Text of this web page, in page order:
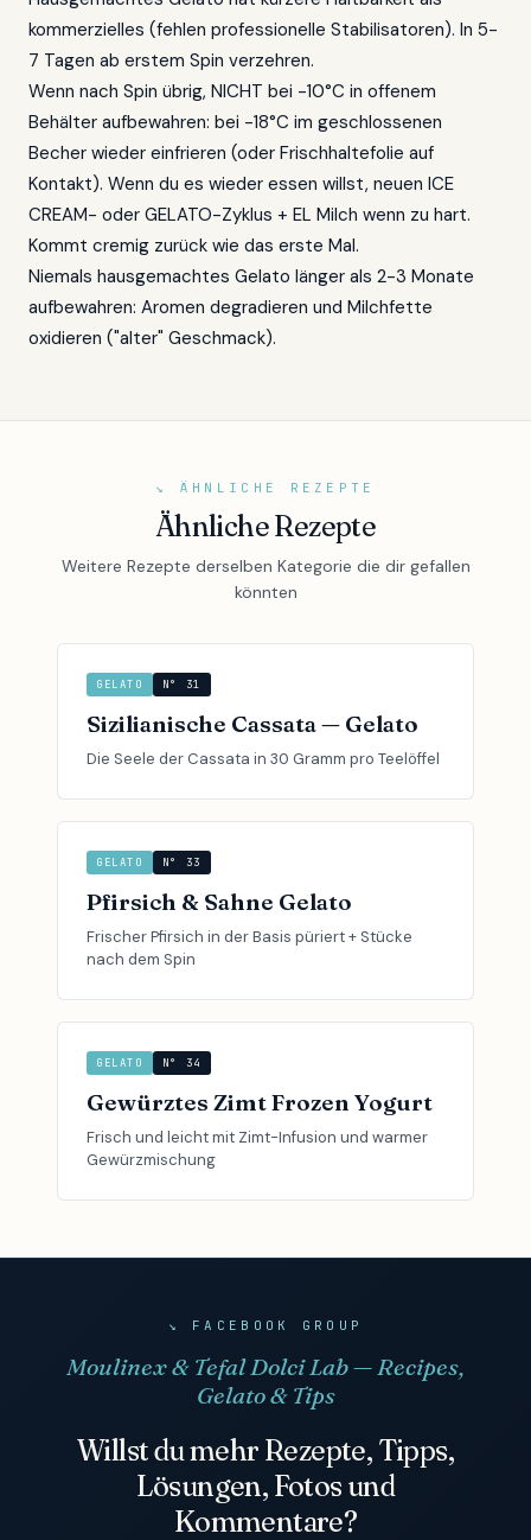
kommerzielles (fehlen professionelle Stabilisatoren). In 5-
7 Tagen ab erstem Spin verzehren.
Wenn nach Spin übrig, NICHT bei -10°C in offenem
Behälter aufbewahren: bei -18°C im geschlossenen
Becher wieder einfrieren (oder Frischhaltefolie auf
Kontakt). Wenn du es wieder essen willst, neuen ICE
CREAM- oder GELATO-Zyklus + EL Milch wenn zu hart.
Kommt cremig zurück wie das erste Mal.
Niemals hausgemachtes Gelato länger als 2-3 Monate
aufbewahren: Aromen degradieren und Milchfette
oxidieren ("alter" Geschmack).
↘ ÄHNLICHE REZEPTE
Ähnliche Rezepte
Weitere Rezepte derselben Kategorie die dir gefallen
könnten
GELATO N° 31
Sizilianische Cassata — Gelato
Die Seele der Cassata in 30 Gramm pro Teelöffel
GELATO N° 33
Pfirsich & Sahne Gelato
Frischer Pfirsich in der Basis püriert + Stücke
nach dem Spin
GELATO N° 34
Gewürztes Zimt Frozen Yogurt
Frisch und leicht mit Zimt-Infusion und warmer
Gewürzmischung
↘ FACEBOOK GROUP
Moulinex & Tefal Dolci Lab — Recipes,
Gelato & Tips
Willst du mehr Rezepte, Tipps,
Lösungen, Fotos und
Kommentare?